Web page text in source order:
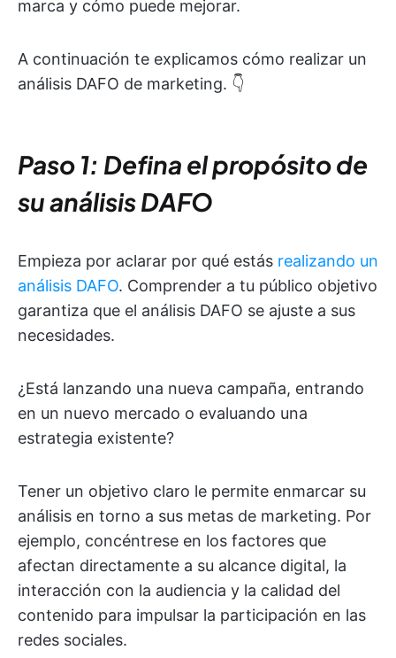
marca y cómo puede mejorar.
A continuación te explicamos cómo realizar un
análisis DAFO de marketing. 👇
Paso 1: Defina el propósito de
su análisis DAFO
Empieza por aclarar por qué estás realizando un
análisis DAFO. Comprender a tu público objetivo
garantiza que el análisis DAFO se ajuste a sus
necesidades.
¿Está lanzando una nueva campaña, entrando
en un nuevo mercado o evaluando una
estrategia existente?
Tener un objetivo claro le permite enmarcar su
análisis en torno a sus metas de marketing. Por
ejemplo, concéntrese en los factores que
afectan directamente a su alcance digital, la
interacción con la audiencia y la calidad del
contenido para impulsar la participación en las
redes sociales.